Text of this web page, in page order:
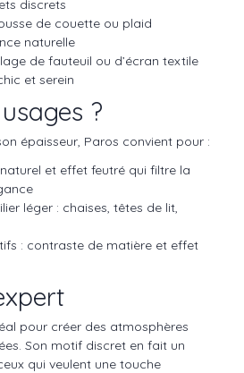
discrets
de couette ou plaid
naturelle
de fauteuil ou d’écran textile
et serein
?
épaisseur, Paros convient pour :
et effet feutré qui filtre la
léger : chaises, têtes de lit,
: contraste de matière et effet
pour créer des atmosphères
Son motif discret en fait un
qui veulent une touche